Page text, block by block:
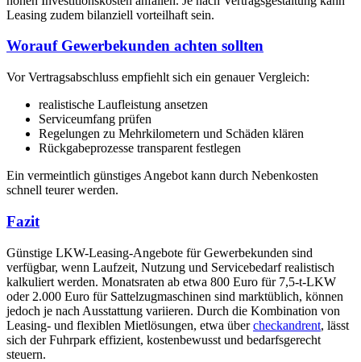
Leasing zudem bilanziell vorteilhaft sein.
Worauf Gewerbekunden achten sollten
Vor Vertragsabschluss empfiehlt sich ein genauer Vergleich:
realistische Laufleistung ansetzen
Serviceumfang prüfen
Regelungen zu Mehrkilometern und Schäden klären
Rückgabeprozesse transparent festlegen
Ein vermeintlich günstiges Angebot kann durch Nebenkosten
schnell teurer werden.
Fazit
Günstige LKW-Leasing-Angebote für Gewerbekunden sind
verfügbar, wenn Laufzeit, Nutzung und Servicebedarf realistisch
kalkuliert werden. Monatsraten ab etwa 800 Euro für 7,5-t-LKW
oder 2.000 Euro für Sattelzugmaschinen sind marktüblich, können
jedoch je nach Ausstattung variieren. Durch die Kombination von
Leasing- und flexiblen Mietlösungen, etwa übercheckandrent, lässt
sich der Fuhrpark effizient, kostenbewusst und bedarfsgerecht
steuern.